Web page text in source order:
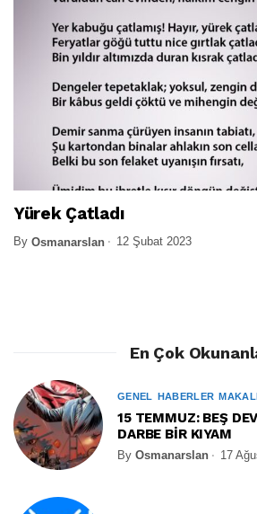
Yürek Çatladı
By Osmanarslan 12 Şubat 2023
En Çok
GENEL HABERLER
15 TEMMUZ: BEŞ
DARBE BİR KIYAM
By Osmanarslan 17